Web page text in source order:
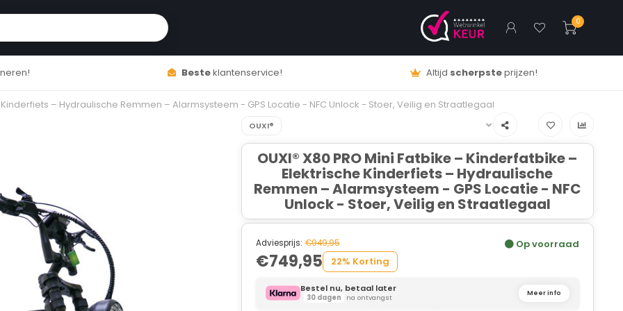
0
Altijdscherpsteprijzen! GratisVerzending!
– Hydraulische Remmen – Alarmsysteem - GPS Locatie - NFC Unlock - Stoer, Veilig en Straatlegaal
OUXI®
OUXI® X80 PRO Mini Fatbike – Kinderfatbike –
Elektrische Kinderfiets – Hydraulische
Remmen – Alarmsysteem - GPS Locatie - NFC
Unlock - Stoer, Veilig en Straatlegaal
Adviesprijs: €949,95
€749,95 22% Korting
Op voorraad
Bestel nu, betaal later
30 dagen na ontvangst Meer info